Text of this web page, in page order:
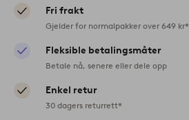
Fri frakt
Gjelder for normalpakker over 649 kr*
Fleksible betalingsmåter
Betale nå, senere eller dele opp
Enkel retur
30 dagers returrett*